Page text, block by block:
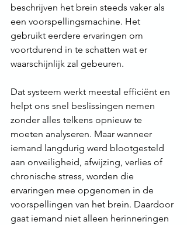
beschrijven het brein steeds vaker als
een voorspellingsmachine. Het
gebruikt eerdere ervaringen om
voortdurend in te schatten wat er
waarschijnlijk zal gebeuren.
Dat systeem werkt meestal efficiënt en
helpt ons snel beslissingen nemen
zonder alles telkens opnieuw te
moeten analyseren. Maar wanneer
iemand langdurig werd blootgesteld
aan onveiligheid, afwijzing, verlies of
chronische stress, worden die
ervaringen mee opgenomen in de
voorspellingen van het brein. Daardoor
gaat iemand niet alleen herinneringen